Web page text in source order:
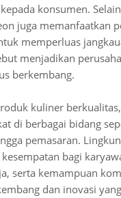
konsumen.
juga memanfaatkan
memperluas
menjadikan
berkembang.
kuliner
di berbagai bidang
pemasaran.
bagi
serta kemampuan
dan inovasi